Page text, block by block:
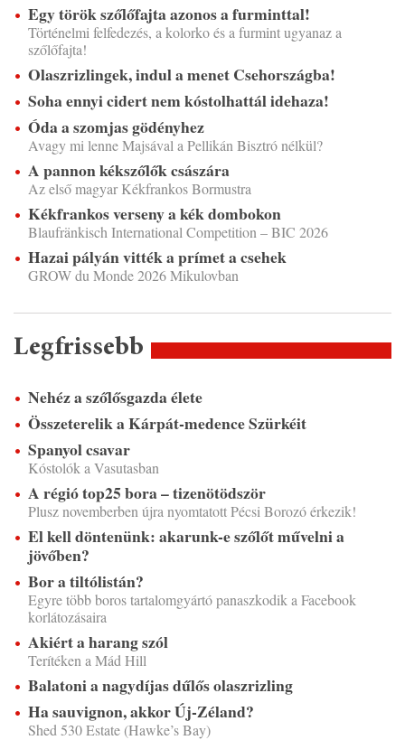
Egy török szőlőfajta azonos a furminttal!
Történelmi felfedezés, a kolorko és a furmint ugyanaz a
szőlőfajta!
Olaszrizlingek, indul a menet Csehországba!
Soha ennyi cidert nem kóstolhattál idehaza!
Óda a szomjas gödényhez
Avagy mi lenne Majsával a Pellikán Bisztró nélkül?
A pannon kékszőlők császára
Az első magyar Kékfrankos Bormustra
Kékfrankos verseny a kék dombokon
Blaufränkisch International Competition – BIC 2026
Hazai pályán vitték a prímet a csehek
GROW du Monde 2026 Mikulovban
Legfrissebb
Nehéz a szőlősgazda élete
Összeterelik a Kárpát-medence Szürkéit
Spanyol csavar
Kóstolók a Vasutasban
A régió top25 bora – tizenötödször
Plusz novemberben újra nyomtatott Pécsi Borozó érkezik!
El kell döntenünk: akarunk-e szőlőt művelni a
jövőben?
Bor a tiltólistán?
Egyre több boros tartalomgyártó panaszkodik a Facebook
korlátozásaira
Akiért a harang szól
Terítéken a Mád Hill
Balatoni a nagydíjas dűlős olaszrizling
Ha sauvignon, akkor Új-Zéland?
Shed 530 Estate (Hawke’s Bay)